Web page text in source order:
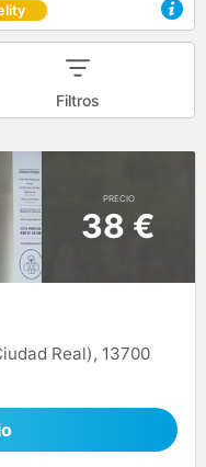
Filtros
PRECIO
38 €
Real), 13700